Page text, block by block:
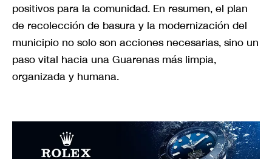
positivos para la comunidad. En resumen, el plan
de recolección de basura y la modernización del
municipio no solo son acciones necesarias, sino un
paso vital hacia una Guarenas más limpia,
organizada y humana.